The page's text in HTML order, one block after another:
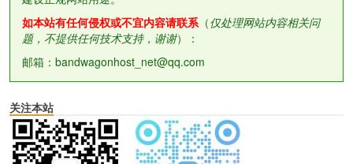
如本站有任何侵权或不宜内容请联系（仅处理网站内容相关问
题，不提供任何技术支持，谢谢）：
邮箱：bandwagonhost_net@qq.com
关注本站